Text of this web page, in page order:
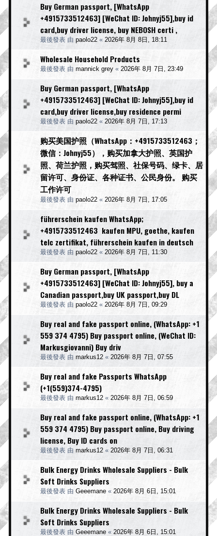
Buy German passport, [WhatsApp
+4915733512463] [WeChat ID: Johnyj55],buy id
card,buy driver license, buy NEBOSH certi ,
最後發表 由 paolo22 « 2026年 8月 8日, 18:11
Wholesale Household Products
最後發表 由 mannick grey « 2026年 8月 7日, 23:49
Buy German passport, [WhatsApp
+4915733512463] [WeChat ID: Johnyj55],buy id
card,buy driver license,buy residence permi
最後發表 由 paolo22 « 2026年 8月 7日, 17:13
购买美国护照（WhatsApp：+4915733512463；
微信：Johnyj55），购买加拿大护照、英国护
照、荷兰护照，购买驾照、社保号码、绿卡、居
留许可、身份证、各种证书、公民身份。 购买
工作许可
最後發表 由 paolo22 « 2026年 8月 7日, 17:05
führerschein kaufen WhatsApp;
+4915733512463 kaufen MPU, goethe, kaufen
telc zertifikat, führerschein kaufen in deutsch
最後發表 由 paolo22 « 2026年 8月 7日, 11:30
Buy German passport, [WhatsApp
+4915733512463] [WeChat ID: Johnyj55], buy a
Canadian passport,buy UK passport,buy DL
最後發表 由 paolo22 « 2026年 8月 7日, 09:29
Buy real and fake passport online, (WhatsApp: +1
559 374 4795) Buy passport online, (WeChat ID:
Markusgiovanni) Buy driv
最後發表 由 markus12 « 2026年 8月 7日, 07:55
Buy real and fake Passports WhatsApp
(+1(559)374-4795)
最後發表 由 markus12 « 2026年 8月 7日, 06:59
Buy real and fake passport online, (WhatsApp: +1
559 374 4795) Buy passport online, Buy driving
license, Buy ID cards on
最後發表 由 markus12 « 2026年 8月 7日, 06:31
Bulk Energy Drinks Wholesale Suppliers - Bulk
Soft Drinks Suppliers
最後發表 由 Geeemane « 2026年 8月 6日, 15:01
Bulk Energy Drinks Wholesale Suppliers - Bulk
Soft Drinks Suppliers
最後發表 由 Geeemane « 2026年 8月 6日, 15:01